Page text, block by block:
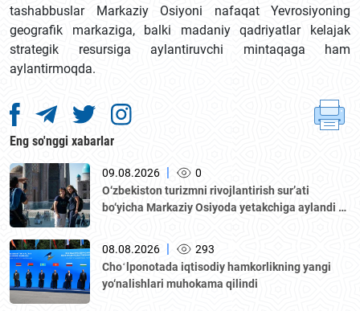
tashabbuslar Markaziy Osiyoni nafaqat Yevrosiyoning
geografik markaziga, balki madaniy qadriyatlar kelajak
strategik resursiga aylantiruvchi mintaqaga ham
aylantirmoqda.
Eng so'nggi xabarlar
09.08.2026 |
0
O‘zbekiston turizmni rivojlantirish sur’ati
bo‘yicha Markaziy Osiyoda yetakchiga aylandi —
08.08.2026 |
293
Choʻlponotada iqtisodiy hamkorlikning yangi
yo‘nalishlari muhokama qilindi